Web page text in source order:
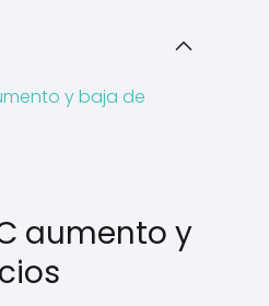
y baja de
aumento y